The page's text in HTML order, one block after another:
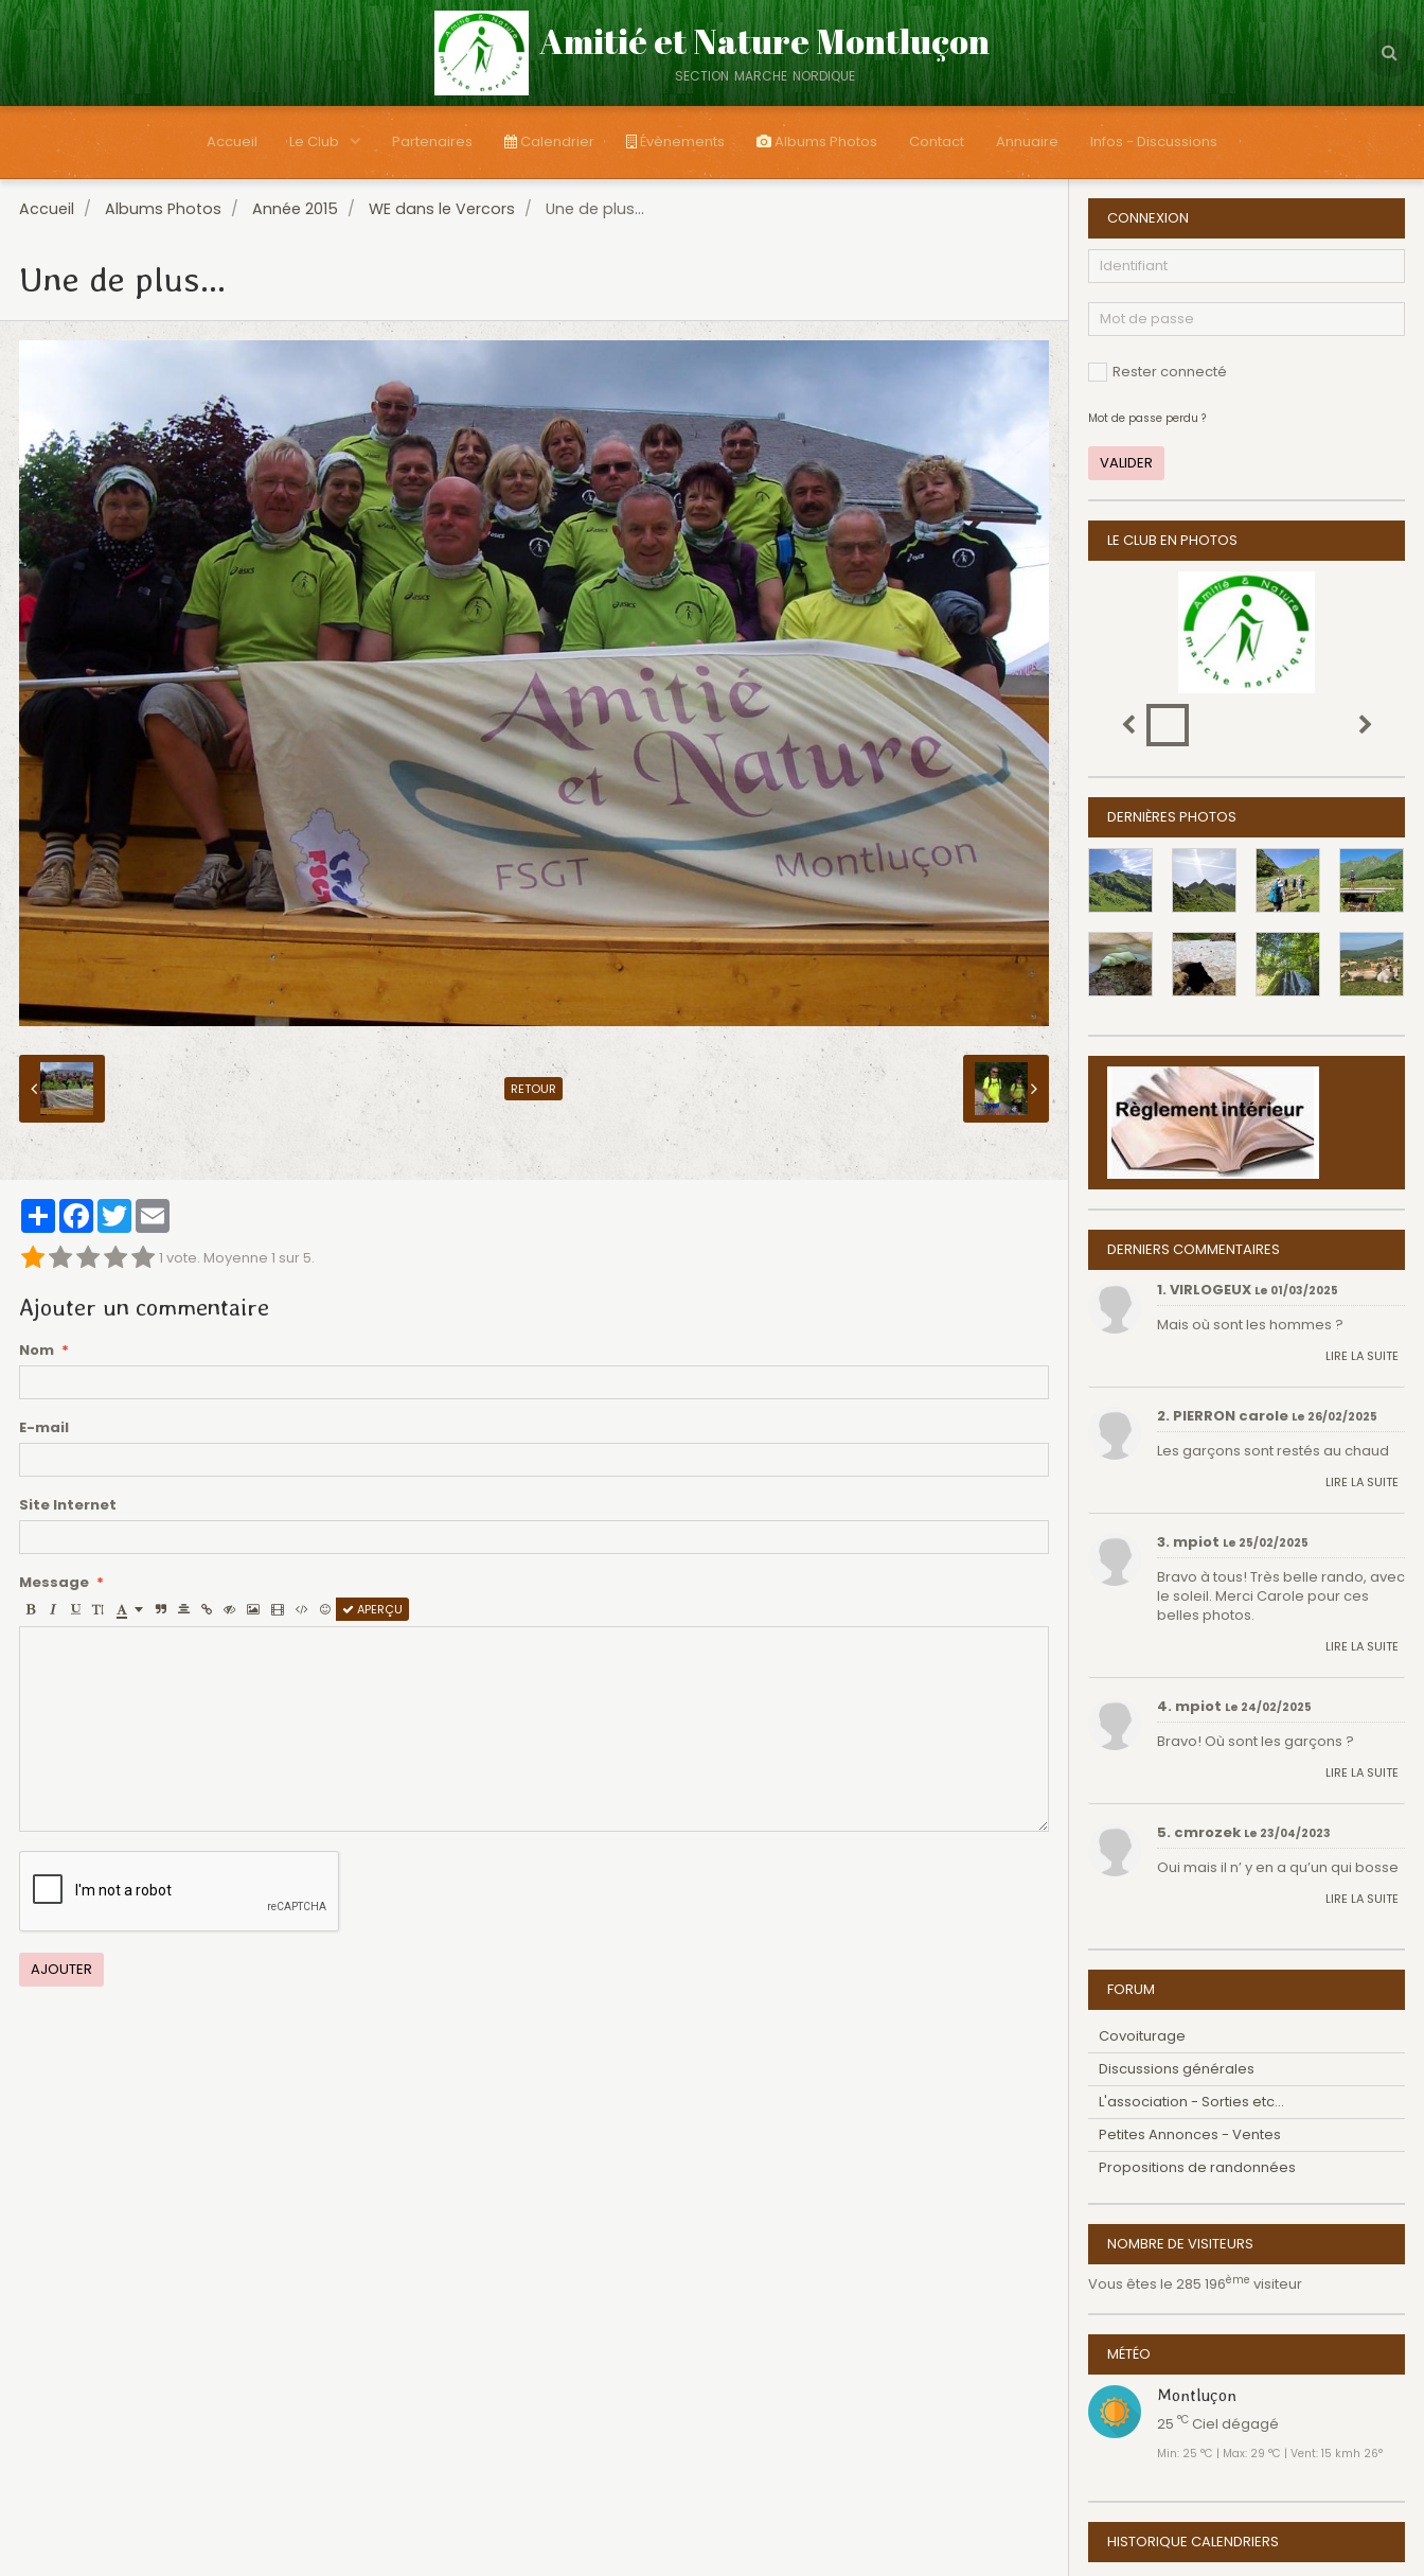
Amitié et Nature Montluçon
section marche nordique
Accueil Le Club Partenaires Calendrier Évènements Albums Photos Contact Annuaire Infos - Discussions
Accueil Albums Photos Année 2015 WE dans le Vercors Une de plus...
Une de plus...
RETOUR
PartagerFacebook
Twitter
1 vote. Moyenne 1 sur 5.
Ajouter un commentaire
Nom
E-mail
Site Internet
Message
APERÇU
AJOUTER
CONNEXION
Rester connecté
Mot de passe perdu ?
VALIDER
LE CLUB EN PHOTOS
DERNIÈRES PHOTOS
DERNIERS COMMENTAIRES
1. VIRLOGEUX Le 01/03/2025
Mais où sont les hommes ?
LIRE LA SUITE
2. PIERRON carole Le 26/02/2025
Les garçons sont restés au chaud
LIRE LA SUITE
3. mpiot Le 25/02/2025
Bravo à tous! Très belle rando, avec
le soleil. Merci Carole pour ces
belles photos.
LIRE LA SUITE
4. mpiot Le 24/02/2025
Bravo! Où sont les garçons ?
LIRE LA SUITE
5. cmrozek Le 23/04/2023
Oui mais il n’ y en a qu’un qui bosse
LIRE LA SUITE
FORUM
Covoiturage
Discussions générales
L'association - Sorties etc...
Petites Annonces - Ventes
Propositions de randonnées
NOMBRE DE VISITEURS
Vous êtes le 285 196ème visiteur
MÉTÉO
Montluçon
25 °C Ciel dégagé
Min: 25 °C | Max: 29 °C | Vent: 15 kmh 26°
HISTORIQUE CALENDRIERS